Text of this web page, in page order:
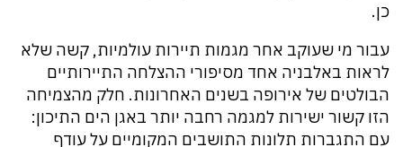
כן.
עבור מי שעוקב אחר מגמות תיירות עולמיות, קשה שלא
לראות באלבניה אחד מסיפורי ההצלחה התיירותיים
הבולטים של אירופה בשנים האחרונות. חלק מהצמיחה
הזו קשור ישירות למגמה רחבה יותר באגן הים התיכון:
עם התגברות תלונות התושבים המקומיים על עודף